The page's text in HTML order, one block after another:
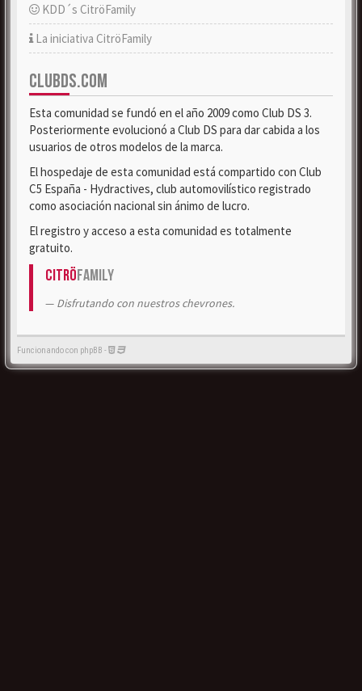
KDD´s CitröFamily
La iniciativa CitröFamily
CLUBDS.COM
Esta comunidad se fundó en el año 2009 como Club DS 3.
Posteriormente evolucionó a Club DS para dar cabida a los
usuarios de otros modelos de la marca.
El hospedaje de esta comunidad está compartido con Club
C5 España - Hydractives, club automovilístico registrado
como asociación nacional sin ánimo de lucro.
El registro y acceso a esta comunidad es totalmente
gratuito.
CitröFamily
Disfrutando con nuestros chevrones.
Funcionando con phpBB -